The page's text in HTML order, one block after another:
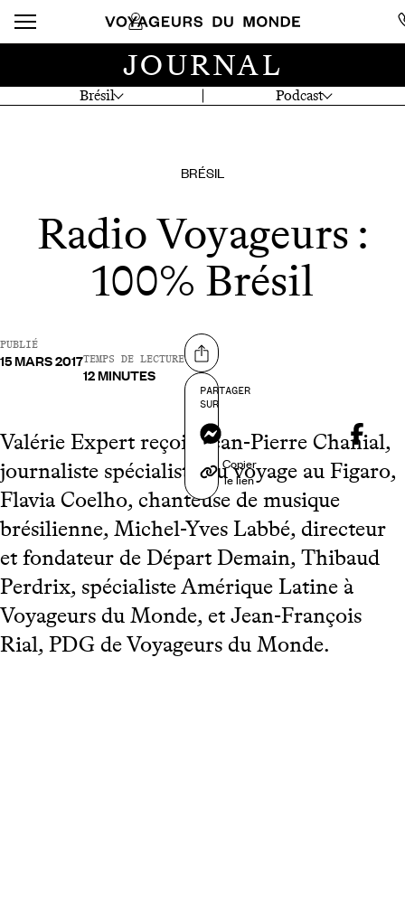
Brésil Podcast
JOURNAL
BRÉSIL
Radio Voyageurs :
100% Brésil
PUBLIÉ
15 MARS 2017TEMPS DE LECTURE
12 MINUTES
Partager sur
PARTAGER
SUR
Messenger
Copier
le lien
Valérie Expert reçoit Jean-Pierre Chanial,
journaliste spécialiste du voyage au Figaro,
Flavia Coelho, chanteuse de musique
brésilienne, Michel-Yves Labbé, directeur
et fondateur de Départ Demain, Thibaud
Perdrix, spécialiste Amérique Latine à
Voyageurs du Monde, et Jean-François
Rial, PDG de Voyageurs du Monde.